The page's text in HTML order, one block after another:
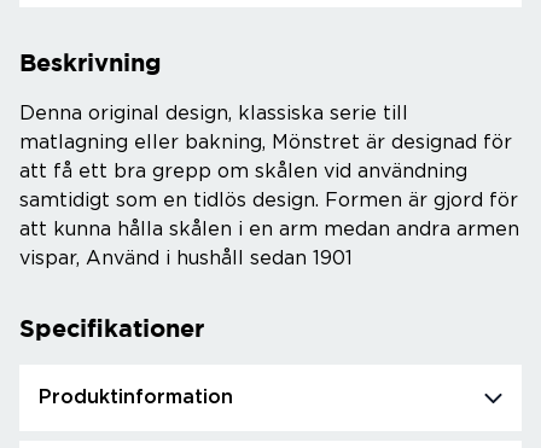
Beskrivning
Denna original design, klassiska serie till
matlagning eller bakning, Mönstret är designad för
att få ett bra grepp om skålen vid användning
samtidigt som en tidlös design. Formen är gjord för
att kunna hålla skålen i en arm medan andra armen
vispar, Använd i hushåll sedan 1901
Specifikationer
Produktinformation